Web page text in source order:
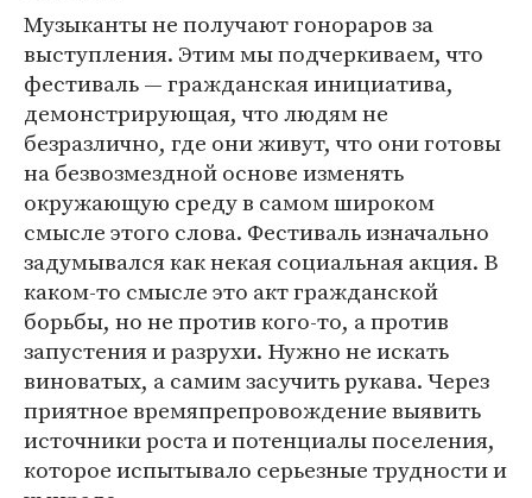
Музыканты не получают гонораров за
выступления. Этим мы подчеркиваем, что
фестиваль — гражданская инициатива,
демонстрирующая, что людям не
безразлично, где они живут, что они готовы
на безвозмездной основе изменять
окружающую среду в самом широком
смысле этого слова. Фестиваль изначально
задумывался как некая социальная акция. В
каком-то смысле это акт гражданской
борьбы, но не против кого-то, а против
запустения и разрухи. Нужно не искать
виноватых, а самим засучить рукава. Через
приятное времяпрепровождение выявить
источники роста и потенциалы поселения,
которое испытывало серьезные трудности и